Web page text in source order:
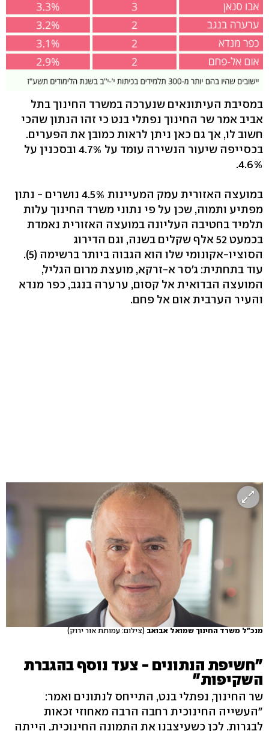
במסיבת העיתונאים שנערכה במשרד החינוך בתל
אביב אמר שר החינוך נפתלי בנט כי זהו הנתון שהכי
חשוב לו, אך גם כאן ניתן לראות כמובן את הפערים.
בכסייפה שיעור הנשירה עומד על 4.7% ובסכנין על
4.6%.
במועצה האזורית עמק המעיינות 4.5% נושרים - נתון
מפתיע ותמוה, שכן על פי נתוני משרד החינוך עלות
תלמיד בחטיבה העליונה במועצה האזורית נאמדת
בכמעט 52 אלף שקלים בשנה, וגם הדירוג
הסוציו-אקונומי שלו הוא הגבוה ביותר ברשימה (5).
עוד בתחתית: ג'סר א-זרקא, מועצת מרום הגליל,
המועצה הבדואית אל קסום, ערערה בנגב, כפר מנדא
והעיר הערבית אום אל פחם.
מנכ"ל משרד החינוך שמואל אבואב(צילום: עמותת אור ירוק)
"חשיפת הנתונים - צעד נוסף בהגברת
השקיפות"
שר החינוך, נפתלי בנט, התייחס לנתונים ואמר:
"העשייה החינוכית רחבה הרבה מאחוזי זכאות
לבגרות. לכן כשעיצבנו את התמונה החינוכית, הייתה